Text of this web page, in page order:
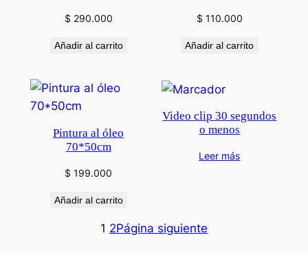
$ 290.000
Añadir al carrito
$ 110.000
Añadir al carrito
Pintura al óleo
70*50cm
$ 199.000
Añadir al carrito
Video clip 30 segundos
o menos
Leer más
1 2Página siguiente